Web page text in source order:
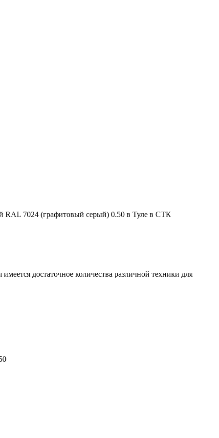
RAL 7024 (графитовый серый) 0.50 в Туле в СТК
достаточное количества различной техники для